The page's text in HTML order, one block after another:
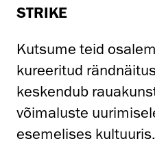
STRIKE
Kutsume teid
kureeritud
keskendub
võimaluste
esemelises kultuuris.